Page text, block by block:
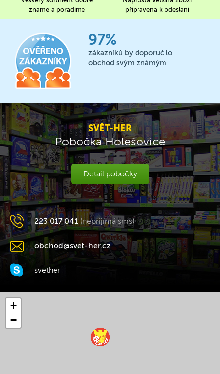
známe a poradíme
připravena k odeslání
97%
zákazníků by doporučilo
obchod svým známým
SVĚT-HER
Pobočka Holešovice
Detail pobočky
223 017 041 (nepřijímá sms)
obchod@svet-her.cz
svether
+
−